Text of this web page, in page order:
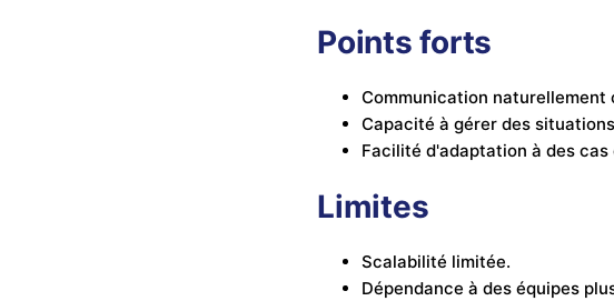
Points forts
Communication naturellement
Capacité à gérer des
Facilité d'adaptation à des cas
Limites
Scalabilité limitée.
Dépendance à des équipes